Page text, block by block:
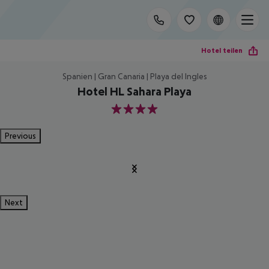
Hotel teilen
Spanien | Gran Canaria | Playa del Ingles
Hotel HL Sahara Playa
4
Previous
Next